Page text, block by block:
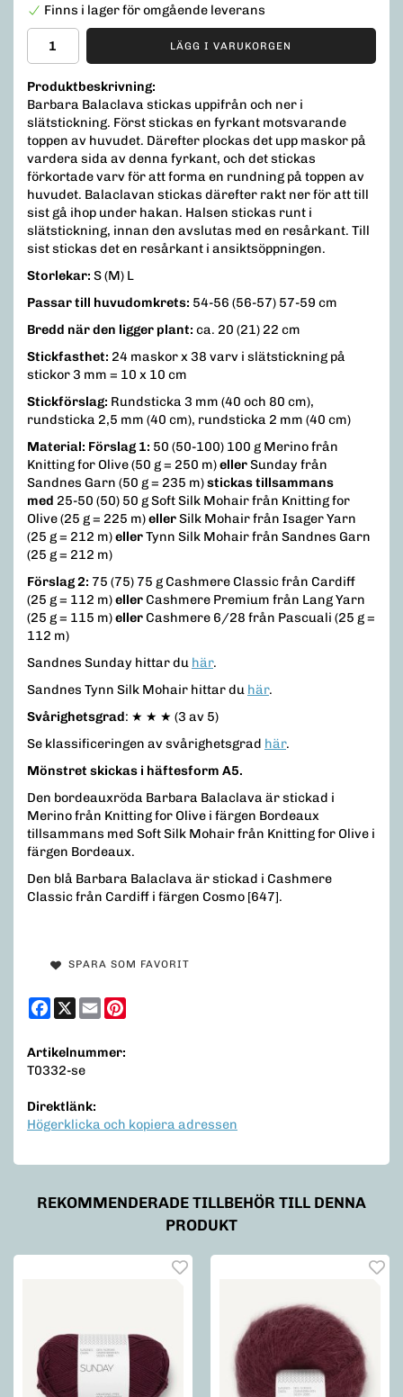
Finns i lager för omgående leverans
LÄGG I VARUKORGEN
Produktbeskrivning:
Barbara Balaclava stickas uppifrån och ner i
slätstickning. Först stickas en fyrkant motsvarande
toppen av huvudet. Därefter plockas det upp maskor på
vardera sida av denna fyrkant, och det stickas
förkortade varv för att forma en rundning på toppen av
huvudet. Balaclavan stickas därefter rakt ner för att till
sist gå ihop under hakan. Halsen stickas runt i
slätstickning, innan den avslutas med en resårkant. Till
sist stickas det en resårkant i ansiktsöppningen.
Storlekar: S (M) L
Passar till huvudomkrets: 54-56 (56-57) 57-59 cm
Bredd när den ligger plant: ca. 20 (21) 22 cm
Stickfasthet: 24 maskor x 38 varv i slätstickning på
stickor 3 mm = 10 x 10 cm
Stickförslag: Rundsticka 3 mm (40 och 80 cm),
rundsticka 2,5 mm (40 cm), rundsticka 2 mm (40 cm)
Material: Förslag 1: 50 (50-100) 100 g Merino från
Knitting for Olive (50 g = 250 m)ellerSunday från
Sandnes Garn (50 g = 235 m)stickas tillsammans
med 25-50 (50) 50 g Soft Silk Mohair från Knitting for
Olive (25 g = 225 m)ellerSilk Mohair från Isager Yarn
(25 g = 212 m)ellerTynn Silk Mohair från Sandnes Garn
(25 g = 212 m)
Förslag 2: 75 (75) 75 g Cashmere Classic från Cardiff
(25 g = 112 m)eller Cashmere Premium från Lang Yarn
(25 g = 115 m)eller Cashmere 6/28 från Pascuali (25 g =
112 m)
Sandnes Sunday hittar du här.
Sandnes Tynn Silk Mohair hittar du här.
Svårighetsgrad: ★ ★ ★ (3 av 5)
Se klassificeringen av svårighetsgrad här.
Mönstret skickas i häftesform A5.
Den bordeauxröda Barbara Balaclava är stickad i
Merino från Knitting for Olive i färgen Bordeaux
tillsammans med Soft Silk Mohair från Knitting for Olive i
färgen Bordeaux.
Den blå Barbara Balaclava är stickad i Cashmere
Classic från Cardiff i färgen Cosmo [647].
SPARA SOM FAVORIT
Facebook
X Email
Artikelnummer:
T0332-se
Direktlänk:
Högerklicka och kopiera adressen
REKOMMENDERADE TILLBEHÖR TILL DENNA
PRODUKT